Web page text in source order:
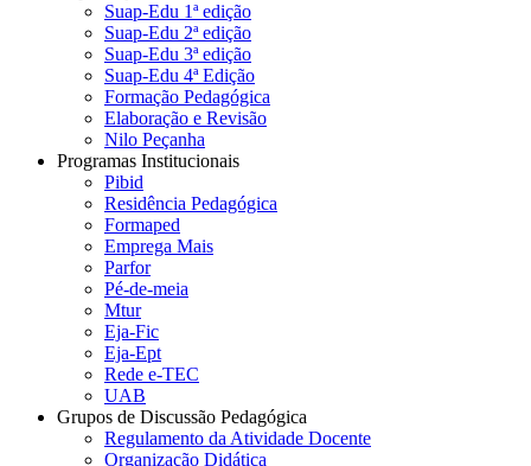
Suap-Edu 1ª edição
Suap-Edu 2ª edição
Suap-Edu 3ª edição
Suap-Edu 4ª Edição
Formação Pedagógica
Elaboração e Revisão
Nilo Peçanha
Programas Institucionais
Pibid
Residência Pedagógica
Formaped
Emprega Mais
Parfor
Pé-de-meia
Mtur
Eja-Fic
Eja-Ept
Rede e-TEC
UAB
Grupos de Discussão Pedagógica
Regulamento da Atividade Docente
Organização Didática